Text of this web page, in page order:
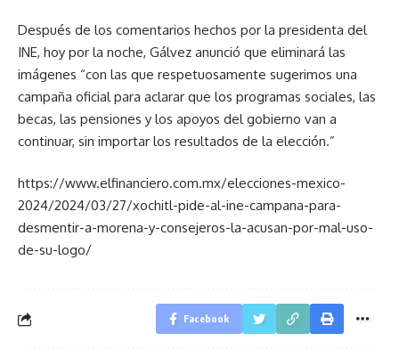
Después de los comentarios hechos por la presidenta del
INE, hoy por la noche, Gálvez anunció que eliminará las
imágenes “con las que respetuosamente sugerimos una
campaña oficial para aclarar que los programas sociales, las
becas, las pensiones y los apoyos del gobierno van a
continuar, sin importar los resultados de la elección.”
https://www.elfinanciero.com.mx/elecciones-mexico-
2024/2024/03/27/xochitl-pide-al-ine-campana-para-
desmentir-a-morena-y-consejeros-la-acusan-por-mal-uso-
de-su-logo/
Facebook